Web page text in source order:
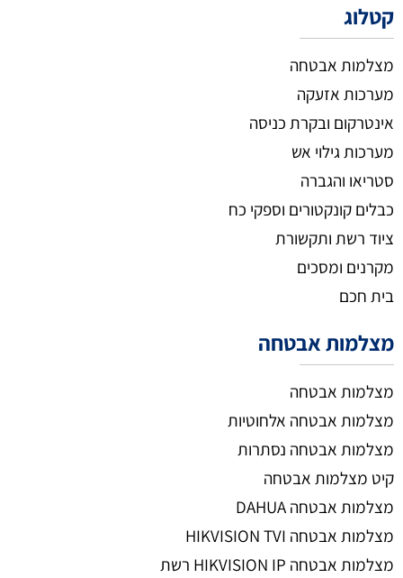
קטלוג
מצלמות אבטחה
מערכות אזעקה
אינטרקום ובקרת כניסה
מערכות גילוי אש
סטריאו והגברה
כבלים קונקטורים וספקי כח
ציוד רשת ותקשורת
מקרנים ומסכים
בית חכם
מצלמות אבטחה
מצלמות אבטחה
מצלמות אבטחה אלחוטיות
מצלמות אבטחה נסתרות
קיט מצלמות אבטחה
מצלמות אבטחה DAHUA
מצלמות אבטחה HIKVISION TVI
מצלמות אבטחה HIKVISION IP רשת